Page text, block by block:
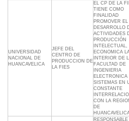
UNIVERSIDAD
NACIONAL DE
HUANCAVELICA
JEFE DEL
CENTRO DE
PRODUCCION DE
LA FIES
EL CP DE LA
TIENE COMO
FINALIDAD
PROMOVER EL
DESARROLLO
ACTIVIDADES
PRODUCCIÓN
INTELECTUAL,
ECONOMICA
INTERIOR DE
FACULTAD DE
INGENIERIA
ELECTRONICA
SISTEMAS EN
CONSTANTE
CON LA
DE